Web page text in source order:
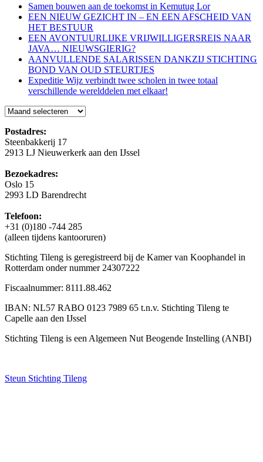
Samen bouwen aan de toekomst in Kemutug Lor
EEN NIEUW GEZICHT IN – EN EEN AFSCHEID VAN
HET BESTUUR
EEN AVONTUURLIJKE VRIJWILLIGERSREIS NAAR
JAVA… NIEUWSGIERIG?
AANVULLENDE SALARISSEN DANKZIJ STICHTING
BOND VAN OUD STEURTJES
Expeditie Wijz verbindt twee scholen in twee totaal
verschillende werelddelen met elkaar!
Blog
Postadres:
Steenbakkerij 17
2913 LJ Nieuwerkerk aan den IJssel
Bezoekadres:
Oslo 15
2993 LD Barendrecht
Telefoon:
+31 (0)180 -744 285
(alleen tijdens kantooruren)
Stichting Tileng is geregistreerd bij de Kamer van Koophandel in
Rotterdam onder nummer 24307222
Fiscaalnummer: 8111.88.462
IBAN: NL57 RABO 0123 7989 65 t.n.v. Stichting Tileng te
Capelle aan den IJssel
Stichting Tileng is een Algemeen Nut Beogende Instelling (ANBI)
Steun Stichting Tileng